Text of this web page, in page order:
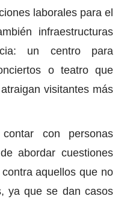
laborales para el
infraestructuras
un centro para
o teatro que
visitantes más
contar con personas
abordar cuestiones
aquellos que no
ya que se dan casos